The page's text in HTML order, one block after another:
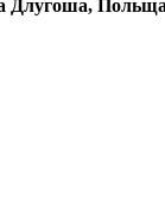
Длугоша, Польща